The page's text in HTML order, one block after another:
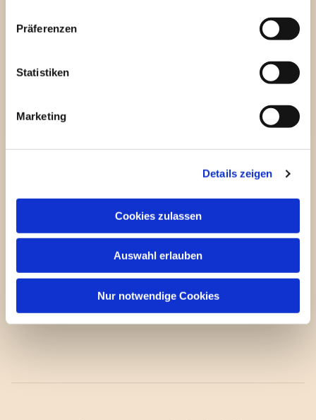
Präferenzen
Statistiken
Marketing
Details zeigen
Cookies zulassen
Auswahl erlauben
Nur notwendige Cookies
Tradition trifft Zukunft. Erleben Sie eine moderne
Kirche mit tiefen Wurzeln. Hier finden Sie Ruhe,
Gemeinschaft und Unterstützung für alle
Generationen. Wir freuen uns auf Sie.
Mehr erfahren